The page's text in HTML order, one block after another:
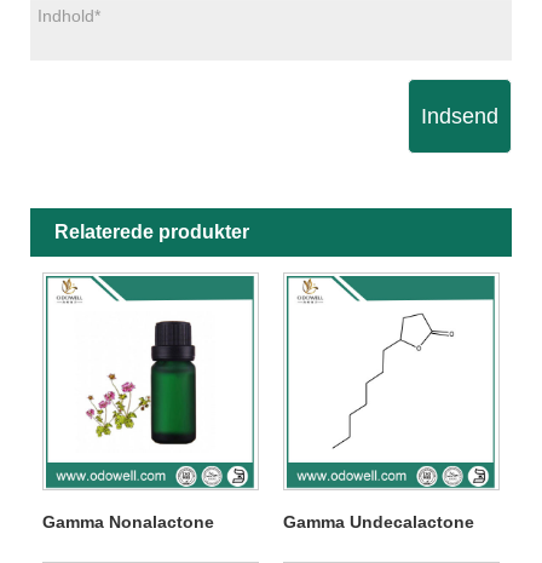
Indsend
Relaterede produkter
Gamma Nonalactone Gamma Undecalactone